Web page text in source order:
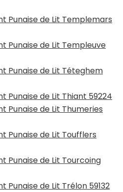
Punaise de Lit Templemars
Punaise de Lit Templeuve
Punaise de Lit Téteghem
Punaise de Lit Thiant 59224
Punaise de Lit Thumeries
Punaise de Lit Toufflers
Punaise de Lit Tourcoing
Punaise de Lit Trélon 59132